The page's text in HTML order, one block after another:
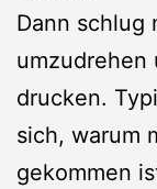
Dann schlug
umzudrehen
drucken.
sich, warum
gekommen